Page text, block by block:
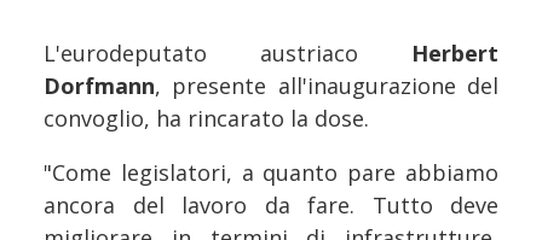
L'eurodeputato austriaco Herbert
Dorfmann, presente all'inaugurazione del
convoglio, ha rincarato la dose.
"Come legislatori, a quanto pare abbiamo
ancora del lavoro da fare. Tutto deve